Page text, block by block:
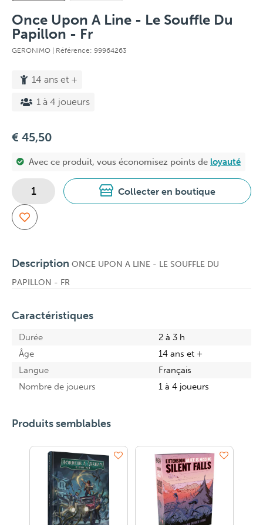
Once Upon A Line - Le Souffle Du
Papillon - Fr
GERONIMO | Référence: 99964263
14 ans et +
1 à 4 joueurs
€ 45,50
Avec ce produit, vous économisez points de loyauté
Collecter en boutique
Description ONCE UPON A LINE - LE SOUFFLE DU
PAPILLON - FR
Caractéristiques
Durée
2 à 3 h
Âge
14 ans et +
Langue
Français
Nombre de joueurs
1 à 4 joueurs
Produits semblables